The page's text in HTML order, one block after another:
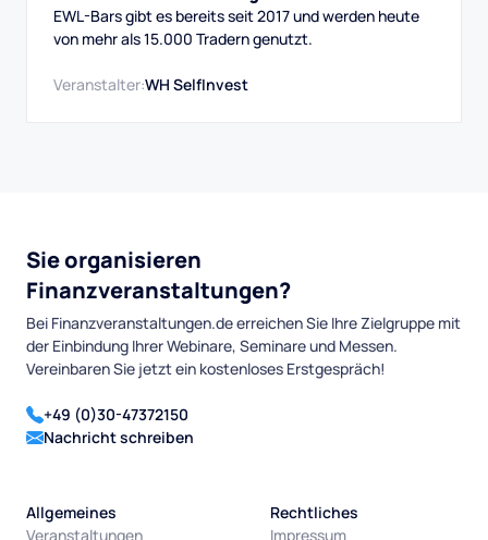
EWL-Bars gibt es bereits seit 2017 und werden heute
von mehr als 15.000 Tradern genutzt.
Veranstalter:WH SelfInvest
Sie organisieren
Finanzveranstaltungen?
Bei Finanzveranstaltungen.de erreichen Sie Ihre Zielgruppe mit
der Einbindung Ihrer Webinare, Seminare und Messen.
Vereinbaren Sie jetzt ein kostenloses Erstgespräch!
+49 (0)30-47372150
Nachricht schreiben
Allgemeines
Veranstaltungen
Rechtliches
Impressum